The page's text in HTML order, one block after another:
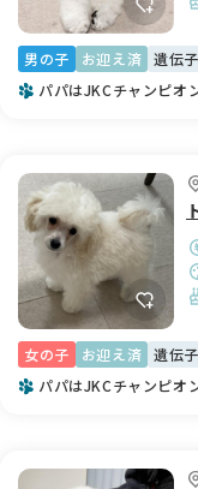
男の子 お迎え済 遺伝
パパはJKCチャンピオ
女の子 お迎え済 遺伝
パパはJKCチャンピオ